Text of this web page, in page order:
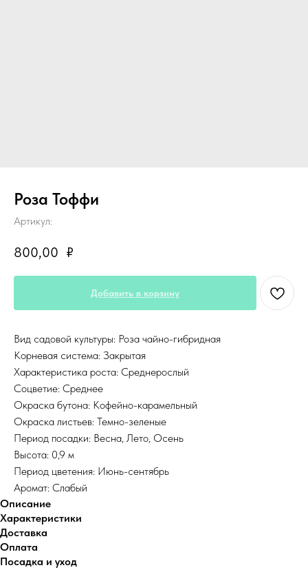
Роза Тоффи
Артикул:
800,00 ₽
Добавить в корзину
Вид садовой культуры: Роза чайно-гибридная
Корневая система: Закрытая
Характеристика роста: Среднерослый
Соцветие: Среднее
Окраска бутона: Кофейно-карамельный
Окраска листьев: Темно-зеленые
Период посадки: Весна, Лето, Осень
Высота: 0,9 м
Период цветения: Июнь-сентябрь
Аромат: Слабый
Описание
Характеристики
Доставка
Оплата
Посадка и уход